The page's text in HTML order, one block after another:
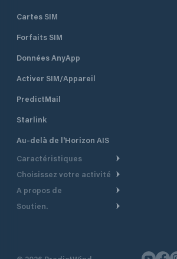
Cartes SIM
Forfaits SIM
Données AnyApp
Activer SIM/Appareil
PredictMail
Starlink
Au-delà de l'Horizon AIS
Caractéristiques
Routage Météo
Routage bateau à moteur
Choisissez votre activité
Croisière
A propos de
Aperçu
Soutien.